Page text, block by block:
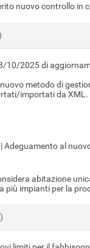
nuovo controllo in
10/2025 di
metodo di
importati da
Adeguamento al
abitazione
più impianti per la